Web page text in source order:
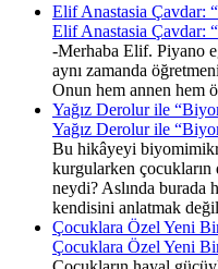
Elif Anastasia Çavdar:
Elif Anastasia Çavdar:
-Merhaba Elif. Piyano
aynı zamanda
Onun hem annen hem
Yağız Derolur ile
Yağız Derolur ile
Bu hikâyeyi
kurgularken çocukların
neydi? Aslında
kendisini anlatmak
Çocuklara Özel Yeni
Çocuklara Özel Yeni